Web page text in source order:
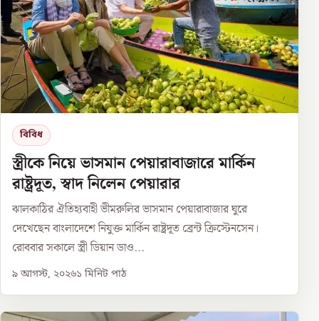
বিবিধ
স্ত্রীকে নিয়ে ভাসমান পেয়ারাবাজারে মার্কিন
রাষ্ট্রদূত, স্বাদ নিলেন পেয়ারার
ঝালকাঠির ঐতিহ্যবাহী ভীমরুলির ভাসমান পেয়ারাবাজার ঘুরে
দেখেছেন বাংলাদেশে নিযুক্ত মার্কিন রাষ্ট্রদূত ব্রেন্ট ক্রিস্টেনসেন।
রোববার সকালে স্ত্রী ডিয়ান ডাও...
৯ আগস্ট, ২০২৬১ মিনিট পাঠ